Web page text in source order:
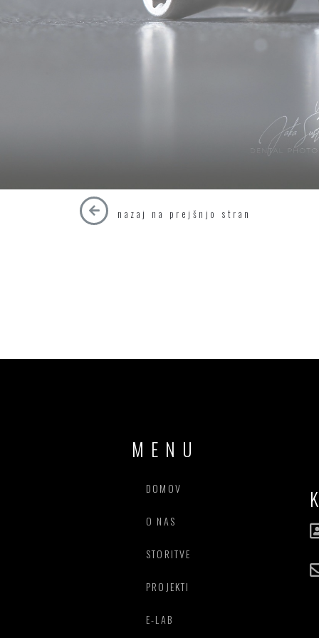
nazaj na prejšnjo stran
MENU
DOMOV
O NAS
STORITVE
PROJEKTI
E-LAB